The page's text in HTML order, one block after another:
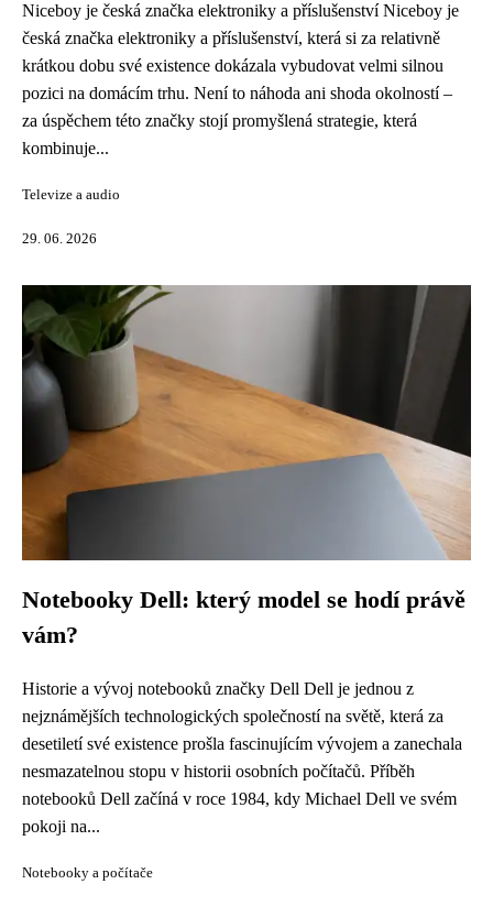
Niceboy je česká značka elektroniky a příslušenství Niceboy je
česká značka elektroniky a příslušenství, která si za relativně
krátkou dobu své existence dokázala vybudovat velmi silnou
pozici na domácím trhu. Není to náhoda ani shoda okolností –
za úspěchem této značky stojí promyšlená strategie, která
kombinuje...
Televize a audio
29. 06. 2026
Notebooky Dell: který model se hodí právě
vám?
Historie a vývoj notebooků značky Dell Dell je jednou z
nejznámějších technologických společností na světě, která za
desetiletí své existence prošla fascinujícím vývojem a zanechala
nesmazatelnou stopu v historii osobních počítačů. Příběh
notebooků Dell začíná v roce 1984, kdy Michael Dell ve svém
pokoji na...
Notebooky a počítače